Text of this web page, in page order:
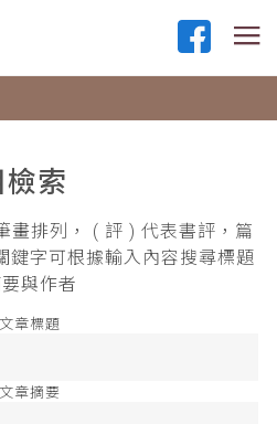
檢索
畫排列， ( 評 ) 代表書評，篇
鍵字可根據輸入內容搜尋標題
與作者
文章標題
文章摘要